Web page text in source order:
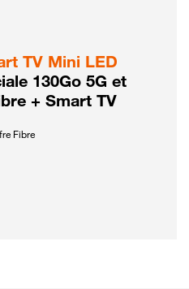
TV Mini LED
130Go 5G et
+ Smart TV
Fibre